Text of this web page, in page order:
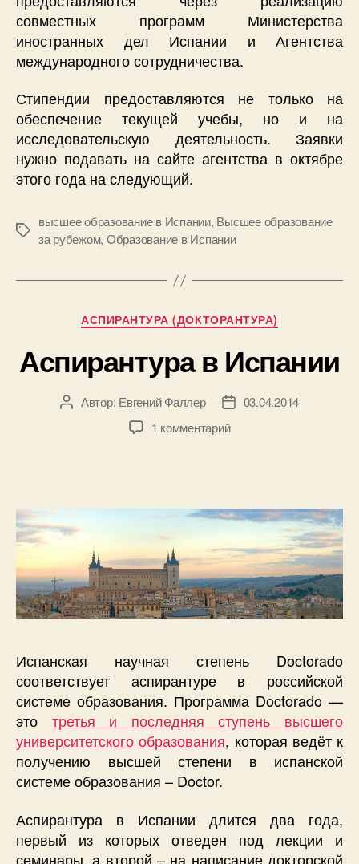
совместных программ Министерства
иностранных дел Испании и Агентства
международного сотрудничества.
Стипендии предоставляются не только на
обеспечение текущей учебы, но и на
исследовательскую деятельность. Заявки
нужно подавать на сайте агентства в октябре
этого года на следующий.
Метки
высшее образование в Испании, Высшее образование
за рубежом, Образование в Испании
Рубрики
АСПИРАНТУРА (ДОКТОРАНТУРА)
Аспирантура в Испании
АвторАвтор: Евгений Фаллер
Дата
записи
03.04.2014
1 комментарийк
Испанская научная степень Doctorado
соответствует аспирантуре в российской
системе образования. Программа Doctorado —
это третья и последняя ступень высшего
университетского образования, которая ведёт к
получению высшей степени в испанской
системе образования – Doctor.
Аспирантура в Испании длится два года,
первый из которых отведен под лекции и
семинары, а второй – на написание докторской